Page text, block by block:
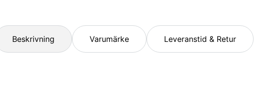
Beskrivning Varumärke Leveranstid & Retur